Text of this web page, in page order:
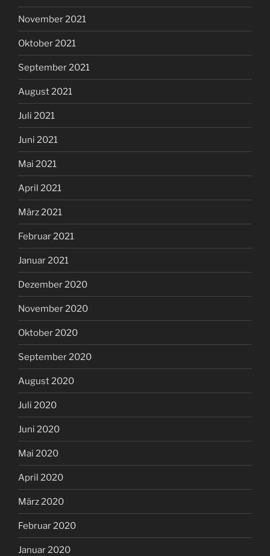
November 2021
Oktober 2021
September 2021
August 2021
Juli 2021
Juni 2021
Mai 2021
April 2021
März 2021
Februar 2021
Januar 2021
Dezember 2020
November 2020
Oktober 2020
September 2020
August 2020
Juli 2020
Juni 2020
Mai 2020
April 2020
März 2020
Februar 2020
Januar 2020